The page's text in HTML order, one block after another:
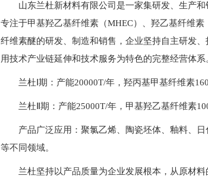
山东兰杜新材料有限公司是一家集研发、生产
专注于甲基羟乙基纤维素（MHEC）、羟乙基纤维
纤维素醚的研发、制造和销售，企业坚持自主研发
用技术产业链延伸和技术服务为特色的完整经营体系
兰杜Ⅰ期：产能20000T/年，羟丙基甲基纤维素
兰杜Ⅱ期：产能25000T/年，甲基羟乙基纤维素
产品广泛应用：聚氯乙烯、陶瓷坯体、釉料、
等不同领域。
兰杜坚持以产品质量为企业发展根本，从原材